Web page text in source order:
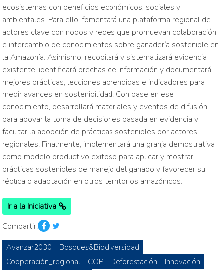
ecosistemas con beneficios económicos, sociales y
ambientales. Para ello, fomentará una plataforma regional de
actores clave con nodos y redes que promuevan colaboración
e intercambio de conocimientos sobre ganadería sostenible en
la Amazonía. Asimismo, recopilará y sistematizará evidencia
existente, identificará brechas de información y documentará
mejores prácticas, lecciones aprendidas e indicadores para
medir avances en sostenibilidad. Con base en ese
conocimiento, desarrollará materiales y eventos de difusión
para apoyar la toma de decisiones basada en evidencia y
facilitar la adopción de prácticas sostenibles por actores
regionales. Finalmente, implementará una granja demostrativa
como modelo productivo exitoso para aplicar y mostrar
prácticas sostenibles de manejo del ganado y favorecer su
réplica o adaptación en otros territorios amazónicos.
Ir a la Iniciativa
Compartir:
Avanzar2030
Bosques&Biodiversidad
Cooperación_regional
COP Deforestación
Innovación